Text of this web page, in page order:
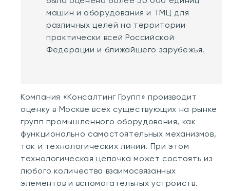
машин и оборудования и ТМЦ для
различных целей на территории
практически всей Российской
Федерации и ближайшего зарубежья.
Компания «Консалтинг Групп» производит
оценку в Москве всех существующих на рынке
групп промышленного оборудования, как
функционально самостоятельных механизмов,
так и технологических линий. При этом
технологическая цепочка может состоять из
любого количества взаимосвязанных
элементов и вспомогательных устройств.